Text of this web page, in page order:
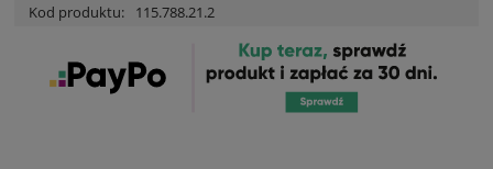
Kod produktu: 115.788.21.2